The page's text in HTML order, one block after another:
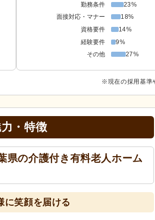
勤務条件
23%
面接対応・マナー
18%
資格要件
14%
経験要件
9%
その他
27%
※現在の採用基準
・特徴
県の介護付き有料老人ホーム
に笑顔を届ける